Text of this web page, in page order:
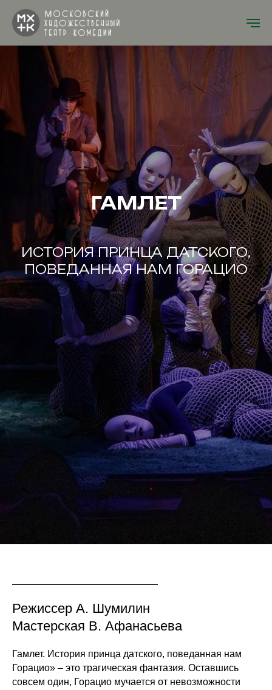
ГАМЛЕТ
ИСТОРИЯ ПРИНЦА ДАТСКОГО,
ПОВЕДАННАЯ НАМ ГОРАЦИО
Режиссер А. Шумилин
Мастерская В. Афанасьева
Гамлет. История принца датского, поведанная нам
Горацио» – это трагическая фантазия. Оставшись
совсем один, Горацио мучается от невозможности